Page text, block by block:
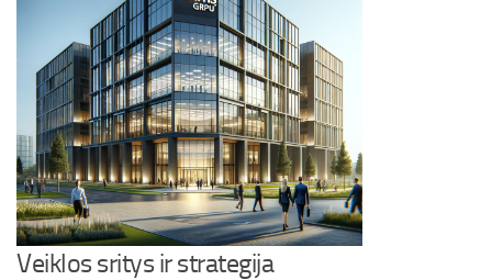
Veiklos sritys ir strategija